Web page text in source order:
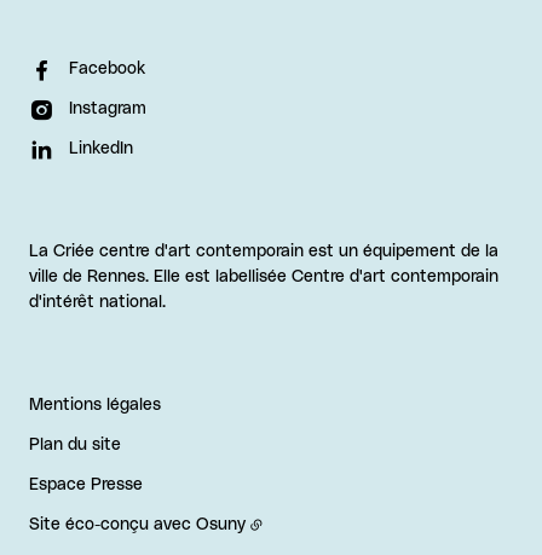
Facebook
Instagram
LinkedIn
La Criée centre d'art contemporain est un équipement de la
ville de Rennes. Elle est labellisée Centre d'art contemporain
d'intérêt national.
Mentions légales
Plan du site
Espace Presse
Site éco-conçu avec Osuny